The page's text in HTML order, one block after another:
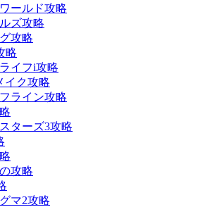
ールド攻略
ズ攻略
攻略
略
イフi攻略
イク攻略
ライン攻略
ターズ3攻略
攻略
マ2攻略